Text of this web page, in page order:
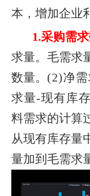
本，增加企业
1.采购需
求量。毛需求
数量。 (2)净
求量-现有库
料需求的计算
从现有库存量
量加到毛需求